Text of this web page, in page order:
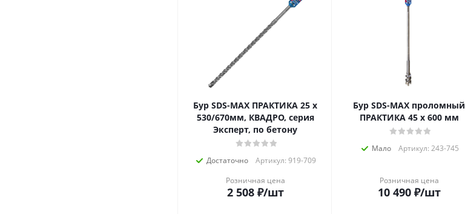
Бур SDS-MAX ПРАКТИКА 25 х
530/670мм, КВАДРО, серия
Эксперт, по бетону
Достаточно
Артикул: 919-709
Розничная цена
2 508₽/шт
Бур SDS-MAX проломный
ПРАКТИКА 45 х 600 мм
Мало Артикул: 243-745
Розничная цена
10 490₽/шт